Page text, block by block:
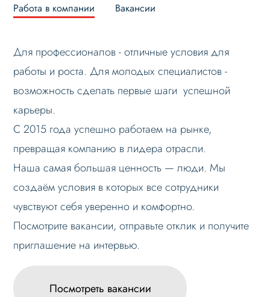
Работа в компании Вакансии
Для профессионалов - отличные условия для
работы и роста. Для молодых специалистов -
возможность сделать первые шаги успешной
карьеры.
С 2015 года успешно работаем на рынке,
превращая компанию в лидера отрасли.
Наша самая большая ценность — люди. Мы
создаём условия в которых все сотрудники
чувствуют себя уверенно и комфортно.
Посмотрите вакансии, отправьте отклик и получите
приглашение на интервью.
Посмотреть вакансии